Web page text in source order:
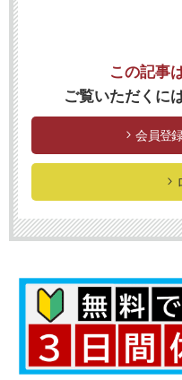
この記事
ご覧いただくに
会員登